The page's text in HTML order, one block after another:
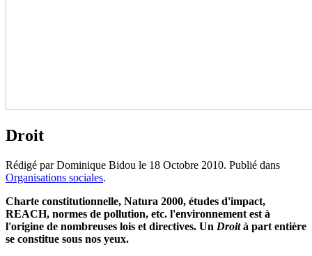
Droit
Rédigé par Dominique Bidou le 18 Octobre 2010. Publié dans
Organisations sociales.
Charte constitutionnelle, Natura 2000, études d'impact,
REACH, normes de pollution, etc. l'environnement est à
l'origine de nombreuses lois et directives. Un Droità part entière
se constitue sous nos yeux.